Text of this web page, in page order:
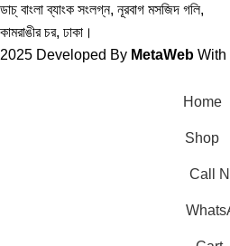
ডাচ্ বাংলা ব্যাংক সংলগ্ন, নূরবাগ মসজিদ গলি,
কামরাঙীর চর, ঢাকা।
2025 Developed By MetaWeb With
Home
Shop
Call